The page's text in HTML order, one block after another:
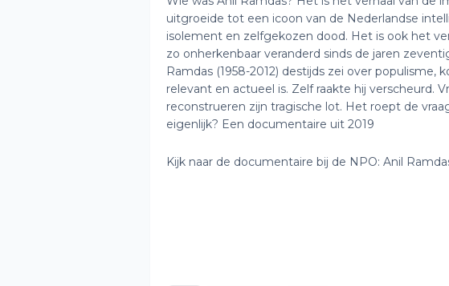
uitgroeide tot een icoon van de Nederlandse
isolement en zelfgekozen dood. Het is ook het
zo onherkenbaar veranderd sinds de jaren
Ramdas (1958-2012) destijds zei over populisme,
relevant en actueel is. Zelf raakte hij verscheurd.
reconstrueren zijn tragische lot. Het roept de
eigenlijk? Een documentaire uit 2019
Kijk naar de documentaire bij de NPO: Anil